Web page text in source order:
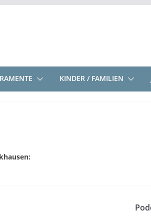
KINDER / FAMILIEN